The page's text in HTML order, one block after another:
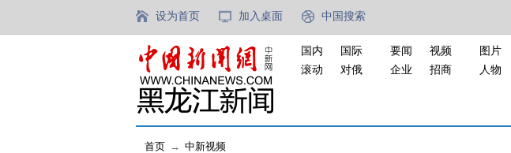
设为首页 加入桌面 中国搜索
国内
国际
滚动
对俄
要闻
视频
企业
招商
图片
人物
首页 → 中新视频